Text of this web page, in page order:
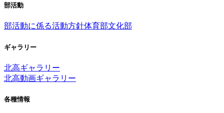
部活動
部活動に係る活動方針体育部文化部
ギャラリー
北高ギャラリー
北高動画ギャラリー
各種情報